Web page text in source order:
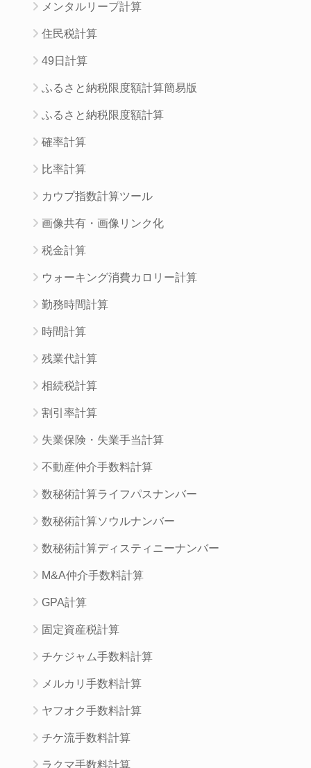
メンタルリープ計算
住民税計算
49日計算
ふるさと納税限度額計算簡易版
ふるさと納税限度額計算
確率計算
比率計算
カウプ指数計算ツール
画像共有・画像リンク化
税金計算
ウォーキング消費カロリー計算
勤務時間計算
時間計算
残業代計算
相続税計算
割引率計算
失業保険・失業手当計算
不動産仲介手数料計算
数秘術計算ライフパスナンバー
数秘術計算ソウルナンバー
数秘術計算ディスティニーナンバー
M&A仲介手数料計算
GPA計算
固定資産税計算
チケジャム手数料計算
メルカリ手数料計算
ヤフオク手数料計算
チケ流手数料計算
ラクマ手数料計算